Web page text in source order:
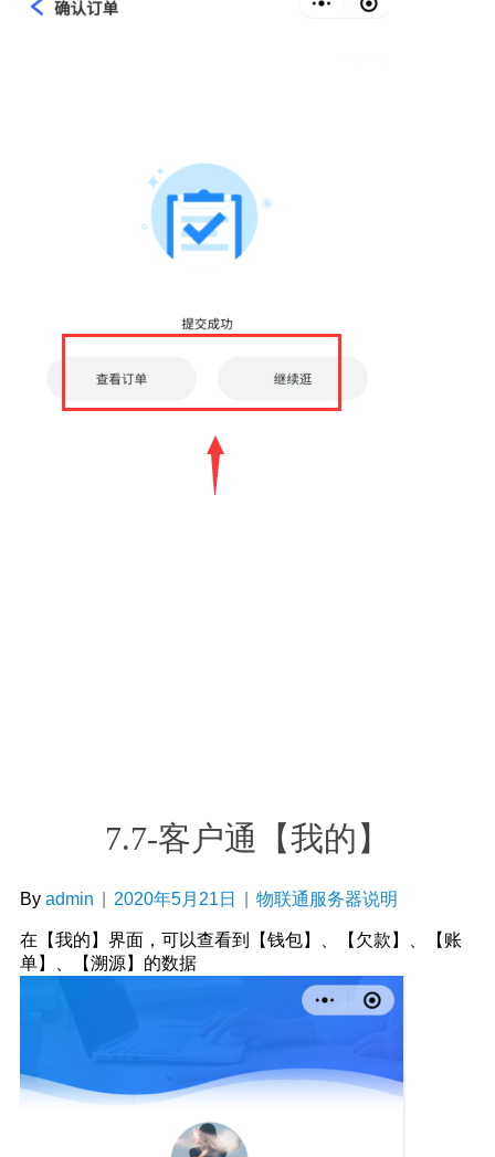
7.7-客户通【我的】
By admin 2020年5月21日 物联通服务器说明
在【我的】界面，可以查看到【钱包】、【欠款】、【账
单】、【溯源】的数据